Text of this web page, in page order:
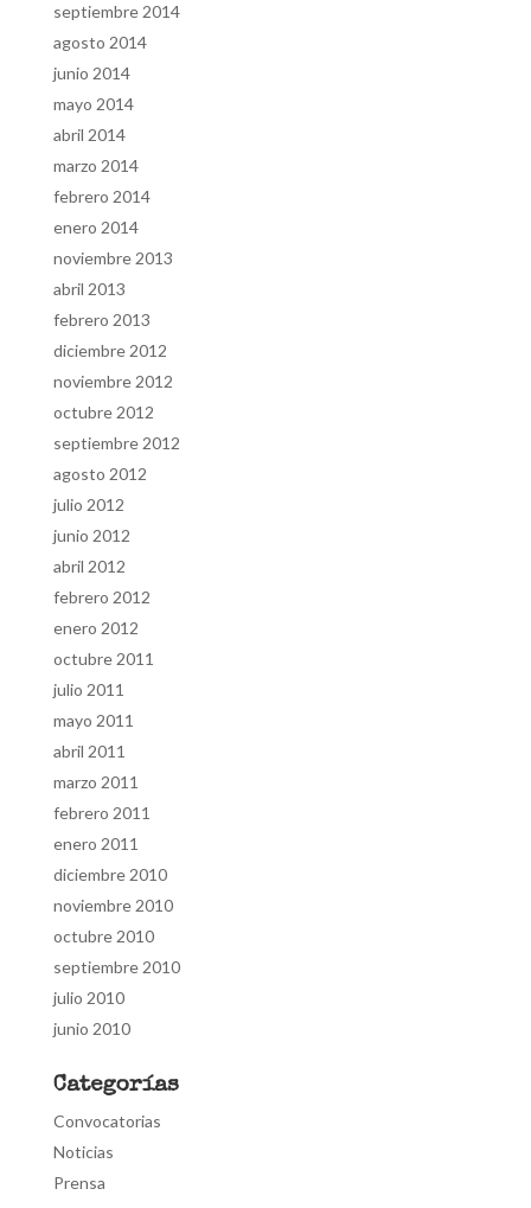
septiembre 2014
agosto 2014
junio 2014
mayo 2014
abril 2014
marzo 2014
febrero 2014
enero 2014
noviembre 2013
abril 2013
febrero 2013
diciembre 2012
noviembre 2012
octubre 2012
septiembre 2012
agosto 2012
julio 2012
junio 2012
abril 2012
febrero 2012
enero 2012
octubre 2011
julio 2011
mayo 2011
abril 2011
marzo 2011
febrero 2011
enero 2011
diciembre 2010
noviembre 2010
octubre 2010
septiembre 2010
julio 2010
junio 2010
Categorías
Convocatorias
Noticias
Prensa